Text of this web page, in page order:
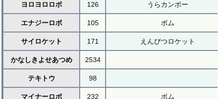
ヨロヨロロボ 126 うらカンポー
エナジーロボ 105 ボム
サイロケット 171 えんぴつロケット
かなしきよせあつめ 2534
テキトウ 98
マイナーロボ 232 ボム